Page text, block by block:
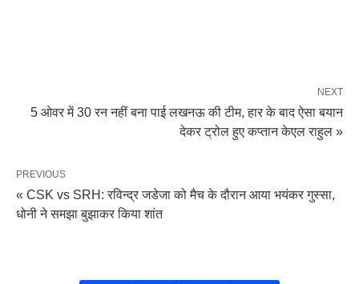
NEXT
5 ओवर में 30 रन नहीं बना पाई लखनऊ की टीम, हार के बाद ऐसा बयान
देकर ट्रोल हुए कप्तान केएल राहुल »
PREVIOUS
« CSK vs SRH: रविन्द्र जडेजा को मैच के दौरान आया भयंकर गुस्सा,
धोनी ने समझा बुझाकर किया शांत